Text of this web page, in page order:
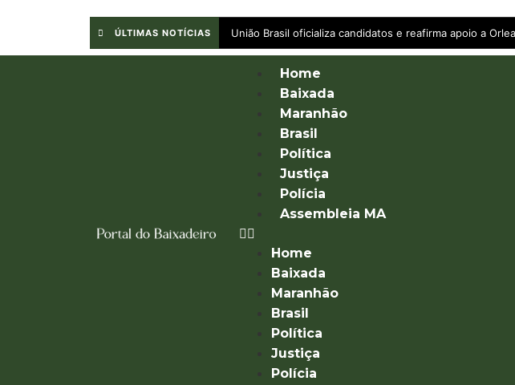
ÚLTIMAS NOTÍCIAS União Brasil oficializa candidatos e reafirma apoio a
Home
Baixada
Maranhão
Brasil
Política
Justiça
Polícia
Assembleia MA
Home
Baixada
Maranhão
Brasil
Política
Justiça
Polícia